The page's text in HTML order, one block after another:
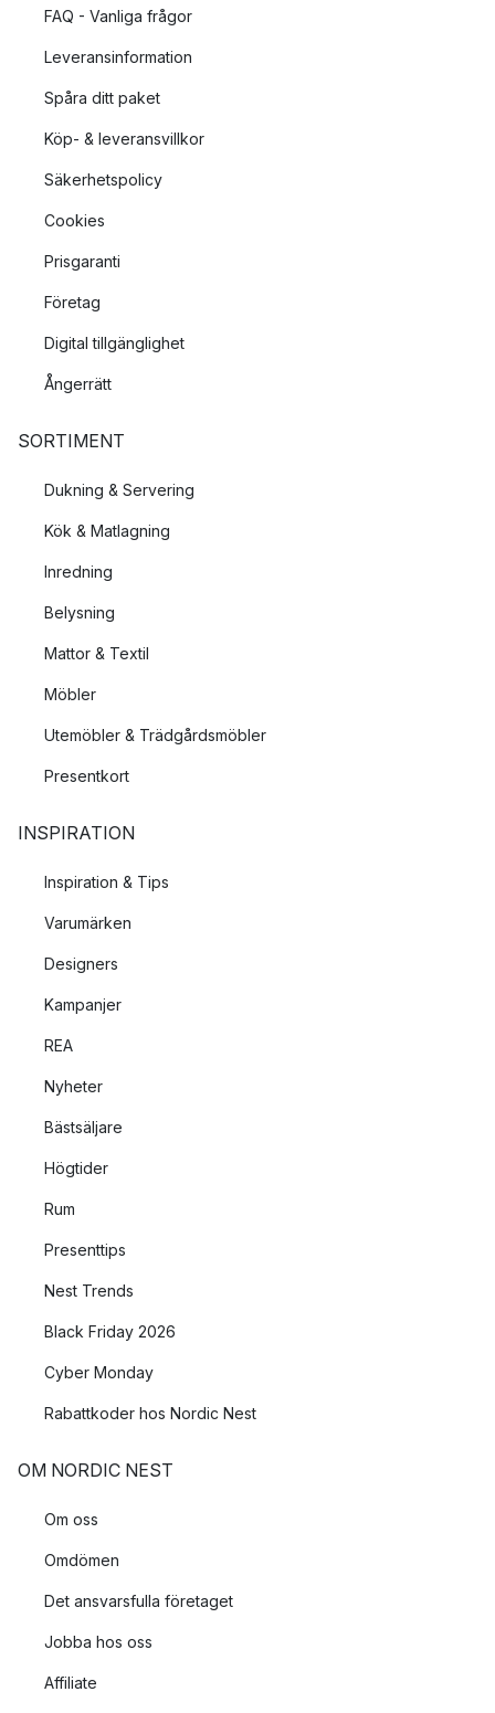
FAQ - Vanliga frågor
Leveransinformation
Spåra ditt paket
Köp- & leveransvillkor
Säkerhetspolicy
Cookies
Prisgaranti
Företag
Digital tillgänglighet
Ångerrätt
SORTIMENT
Dukning & Servering
Kök & Matlagning
Inredning
Belysning
Mattor & Textil
Möbler
Utemöbler & Trädgårdsmöbler
Presentkort
INSPIRATION
Inspiration & Tips
Varumärken
Designers
Kampanjer
REA
Nyheter
Bästsäljare
Högtider
Rum
Presenttips
Nest Trends
Black Friday 2026
Cyber Monday
Rabattkoder hos Nordic Nest
OM NORDIC NEST
Om oss
Omdömen
Det ansvarsfulla företaget
Jobba hos oss
Affiliate